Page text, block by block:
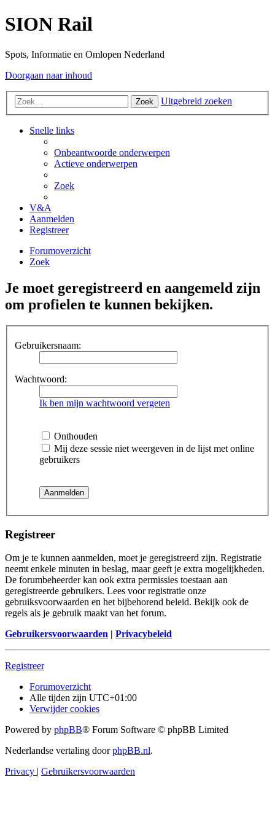
SION Rail
Spots, Informatie en Omlopen Nederland
Doorgaan naar inhoud
Zoek Uitgebreid zoeken
Snelle links
Onbeantwoorde onderwerpen
Actieve onderwerpen
Zoek
V&A
Aanmelden
Registreer
Forumoverzicht
Zoek
Je moet geregistreerd en aangemeld zijn
om profielen te kunnen bekijken.
Gebruikersnaam:
Wachtwoord:
Ik ben mijn wachtwoord vergeten
Onthouden
Mij deze sessie niet weergeven in de lijst met online
gebruikers
Registreer
Om je te kunnen aanmelden, moet je geregistreerd zijn. Registratie
neemt enkele minuten in beslag, maar geeft je extra mogelijkheden.
De forumbeheerder kan ook extra permissies toestaan aan
geregistreerde gebruikers. Lees voor registratie onze
gebruiksvoorwaarden en het bijbehorend beleid. Bekijk ook de
regels als je gebruik maakt van het forum.
Gebruikersvoorwaarden | Privacybeleid
Registreer
Forumoverzicht
Alle tijden zijn UTC+01:00
Verwijder cookies
Powered by phpBB® Forum Software © phpBB Limited
Nederlandse vertaling doorphpBB.nl.
Privacy | Gebruikersvoorwaarden